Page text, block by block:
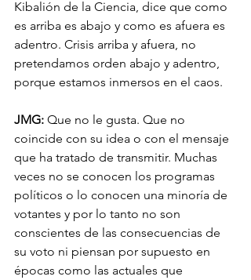
Kibalión de la Ciencia, dice que como
es arriba es abajo y como es afuera es
adentro. Crisis arriba y afuera, no
pretendamos orden abajo y adentro,
porque estamos inmersos en el caos.
JMG: Que no le gusta. Que no
coincide con su idea o con el mensaje
que ha tratado de transmitir. Muchas
veces no se conocen los programas
políticos o lo conocen una minoría de
votantes y por lo tanto no son
conscientes de las consecuencias de
su voto ni piensan por supuesto en
épocas como las actuales que